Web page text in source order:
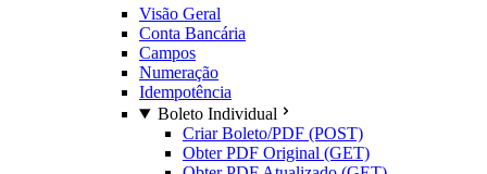
Visão Geral
Conta Bancária
Campos
Numeração
Idempotência
Boleto Individual
Criar Boleto/PDF (POST)
Obter PDF Original (GET)